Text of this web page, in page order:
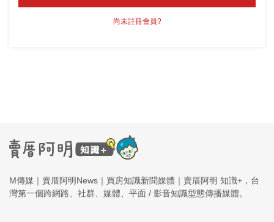
尚未註冊會員?
M傳媒｜賣厝阿明News｜買房知識新聞媒體｜賣厝阿明 知識+，台
灣第一個跨網路、社群、媒體、平面 / 影音知識型態傳播媒體。